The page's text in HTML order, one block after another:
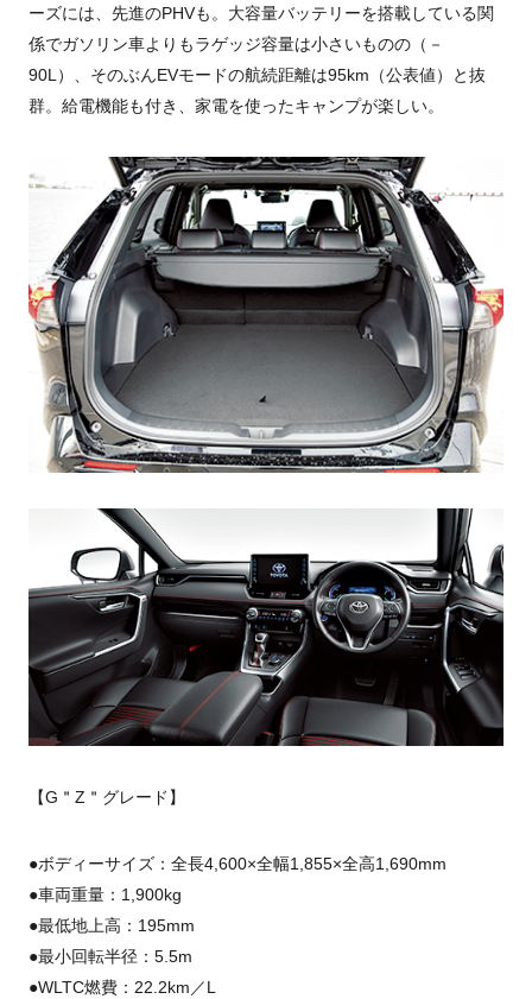
ーズには、先進のPHVも。大容量バッテリーを搭載している関
係でガソリン車よりもラゲッジ容量は小さいものの（－
90L）、そのぶんEVモードの航続距離は95km（公表値）と抜
群。給電機能も付き、家電を使ったキャンプが楽しい。
【G＂Z＂グレード】
●ボディーサイズ：全長4,600×全幅1,855×全高1,690mm
●車両重量：1,900kg
●最低地上高：195mm
●最小回転半径：5.5m
●WLTC燃費：22.2km／L